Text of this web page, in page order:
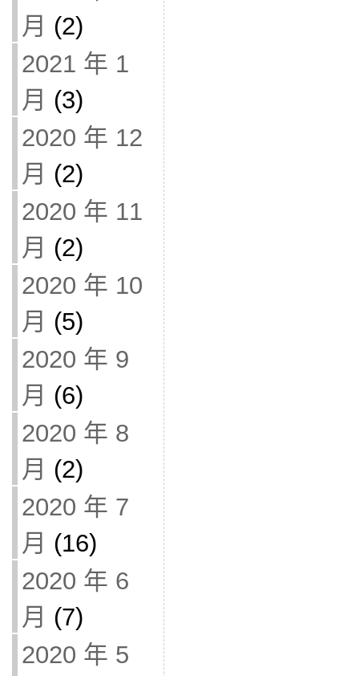
月 (2)
2021 年 1
月 (3)
2020 年 12
月 (2)
2020 年 11
月 (2)
2020 年 10
月 (5)
2020 年 9
月 (6)
2020 年 8
月 (2)
2020 年 7
月 (16)
2020 年 6
月 (7)
2020 年 5